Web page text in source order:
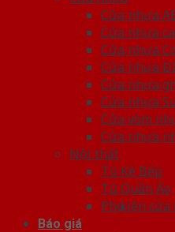
Cửa nhựa
Cửa nhựa
Cửa nhựa
Cửa nhựa
Cửa nhựa
Cửa nhựa
Cửa vòm
Cửa nhựa
Nội thất
Tủ Kệ Bếp
Tủ Quần Áo
Phụ kiện
Báo giá